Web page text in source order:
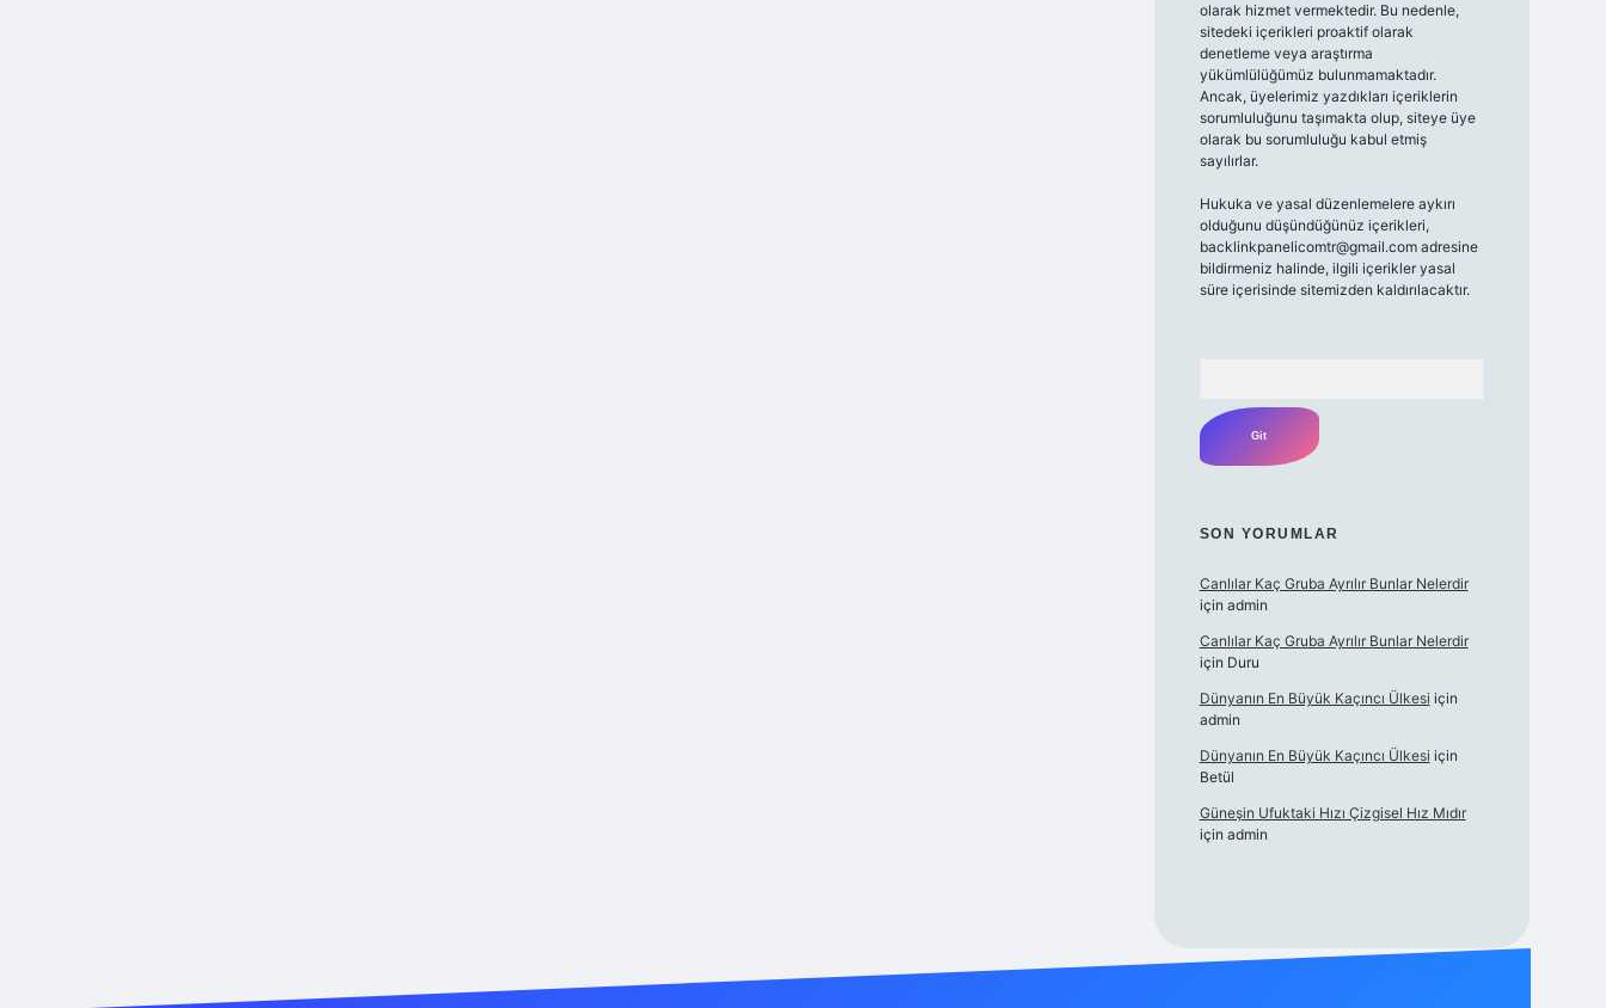
olarak hizmet vermektedir. Bu nedenle,
sitedeki içerikleri proaktif olarak
denetleme veya araştırma
yükümlülüğümüz bulunmamaktadır.
Ancak, üyelerimiz yazdıkları içeriklerin
sorumluluğunu taşımakta olup, siteye üye
olarak bu sorumluluğu kabul etmiş
sayılırlar.
Hukuka ve yasal düzenlemelere aykırı
olduğunu düşündüğünüz içerikleri,
backlinkpanelicomtr@gmail.comadresine
bildirmeniz halinde, ilgili içerikler yasal
süre içerisinde sitemizden kaldırılacaktır.
SON YORUMLAR
Canlılar Kaç Gruba Ayrılır Bunlar Nelerdir
için admin
Canlılar Kaç Gruba Ayrılır Bunlar Nelerdir
için Duru
Dünyanın En Büyük Kaçıncı Ülkesi için
admin
Dünyanın En Büyük Kaçıncı Ülkesi için
Betül
Güneşin Ufuktaki Hızı Çizgisel Hız Mıdır
için admin